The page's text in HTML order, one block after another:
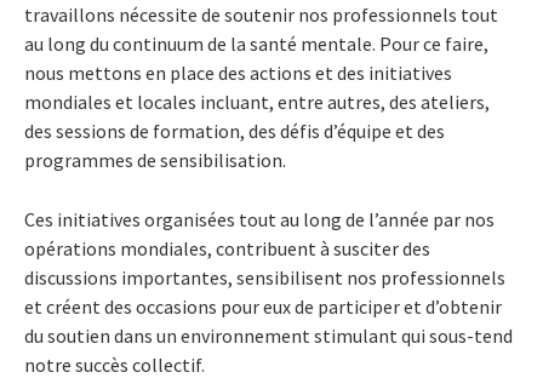
travaillons nécessite de soutenir nos professionnels tout
au long du continuum de la santé mentale. Pour ce faire,
nous mettons en place des actions et des initiatives
mondiales et locales incluant, entre autres, des ateliers,
des sessions de formation, des défis d’équipe et des
programmes de sensibilisation.
Ces initiatives organisées tout au long de l’année par nos
opérations mondiales, contribuent à susciter des
discussions importantes, sensibilisent nos professionnels
et créent des occasions pour eux de participer et d’obtenir
du soutien dans un environnement stimulant qui sous-tend
notre succès collectif.